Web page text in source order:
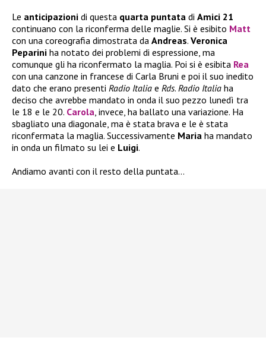
Le anticipazioni di questa quarta puntata di Amici 21
continuano con la riconferma delle maglie. Si è esibito Matt
con una coreografia dimostrata da Andreas. Veronica
Peparini ha notato dei problemi di espressione, ma
comunque gli ha riconfermato la maglia. Poi si è esibita Rea
con una canzone in francese di Carla Bruni e poi il suo inedito
dato che erano presenti Radio Italia e Rds. Radio Italia ha
deciso che avrebbe mandato in onda il suo pezzo lunedì tra
le 18 e le 20. Carola, invece, ha ballato una variazione. Ha
sbagliato una diagonale, ma è stata brava e le è stata
riconfermata la maglia. Successivamente Maria ha mandato
in onda un filmato su lei e Luigi.
Andiamo avanti con il resto della puntata…